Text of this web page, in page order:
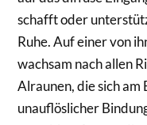
schafft oder
Ruhe. Auf einer von
wachsam nach allen
Alraunen, die sich
unauflöslicher